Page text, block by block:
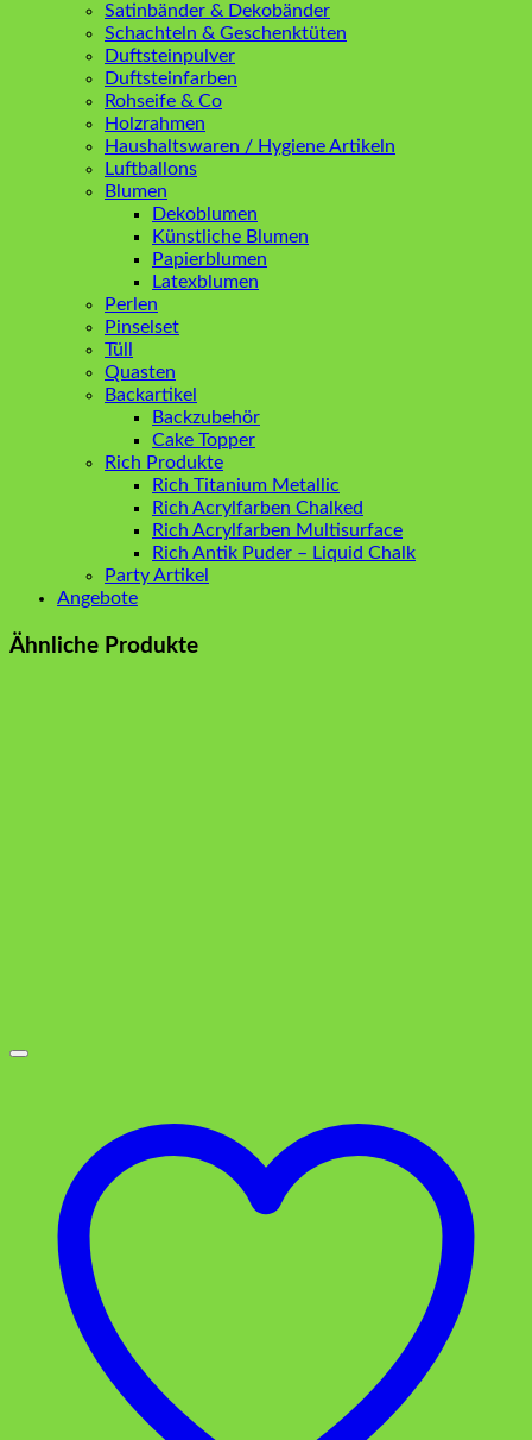
Satinbänder & Dekobänder
Schachteln & Geschenktüten
Duftsteinpulver
Duftsteinfarben
Rohseife & Co
Holzrahmen
Haushaltswaren / Hygiene Artikeln
Luftballons
Blumen
Dekoblumen
Künstliche Blumen
Papierblumen
Latexblumen
Perlen
Pinselset
Tüll
Quasten
Backartikel
Backzubehör
Cake Topper
Rich Produkte
Rich Titanium Metallic
Rich Acrylfarben Chalked
Rich Acrylfarben Multisurface
Rich Antik Puder – Liquid Chalk
Party Artikel
Angebote
Ähnliche Produkte